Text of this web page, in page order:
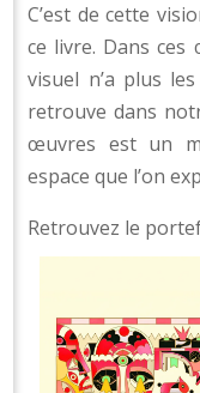
C’est de cette
ce livre. Dans ces
visuel n’a plus
retrouve dans
œuvres est un
espace que l’on
Retrouvez le